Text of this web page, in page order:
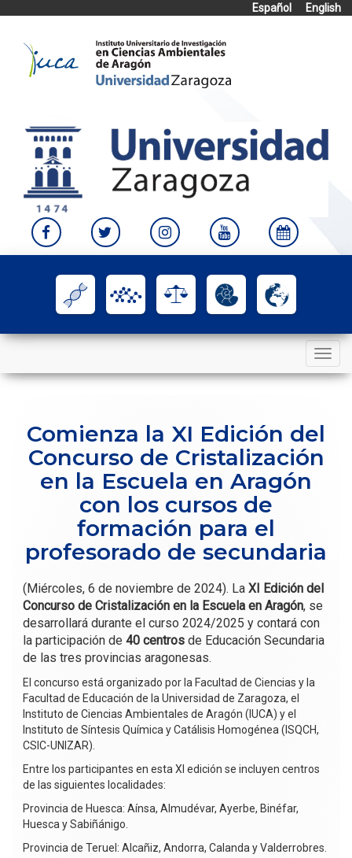
Español
English
content
Toggle
navigation
Comienza la XI Edición del
Concurso de Cristalización
en la Escuela en Aragón
con los cursos de
formación para el
profesorado de secundaria
(Miércoles, 6 de noviembre de 2024). La XI Edición del
Concurso de Cristalización en la Escuela en Aragón, se
desarrollará durante el curso 2024/2025 y contará con
la participación de 40 centros de Educación Secundaria
de las tres provincias aragonesas.
El concurso está organizado por la Facultad de Ciencias y la
Facultad de Educación de la Universidad de Zaragoza, el
Instituto de Ciencias Ambientales de Aragón (IUCA) y el
Instituto de Síntesis Química y Catálisis Homogénea (ISQCH,
CSIC-UNIZAR).
Entre los participantes en esta XI edición se incluyen centros
de las siguientes localidades:
Provincia de Huesca: Aínsa, Almudévar, Ayerbe, Binéfar,
Huesca y Sabiñánigo.
Provincia de Teruel: Alcañiz, Andorra, Calanda y Valderrobres.